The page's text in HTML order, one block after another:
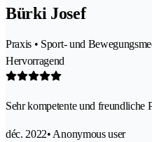
Bürki Josef
Praxis • Sport- und
Hervorragend
Sehr kompetente und freundliche
déc. 2022• Anonymous user